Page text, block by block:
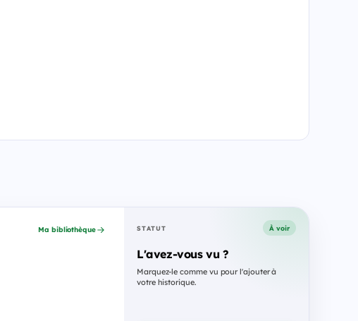
Ma bibliothèque STATUT À voir
L'avez-vous vu ?
Marquez-le comme vu pour l'ajouter à
votre historique.